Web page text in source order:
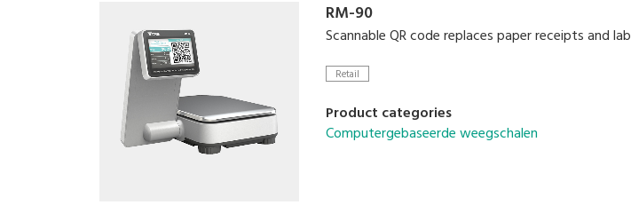
RM-90
Scannable QR code replaces paper receipts and
Retail
Product categories
Computergebaseerde weegschalen